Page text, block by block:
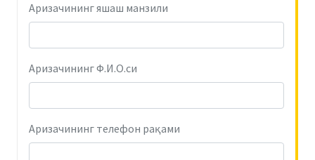
Аризачининг яшаш манзили
Аризачининг Ф.И.О.си
Аризачининг телефон рақами